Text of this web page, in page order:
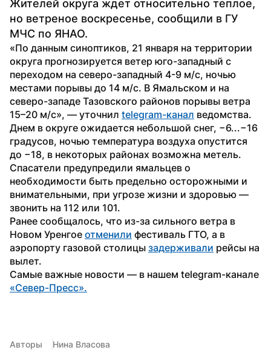
Жителей округа ждет относительно теплое,
но ветреное воскресенье, сообщили в ГУ
МЧС по ЯНАО.
«По данным синоптиков, 21 января на территории
округа прогнозируется ветер юго-западный с
переходом на северо-западный 4-9 м/с, ночью
местами порывы до 14 м/с. В Ямальском и на
северо-западе Тазовского районов порывы ветра
15–20 м/с», — уточнил telegram-канал ведомства.
Днем в округе ожидается небольшой снег, −6...−16
градусов, ночью температура воздуха опустится
до −18, в некоторых районах возможна метель.
Спасатели предупредили ямальцев о
необходимости быть предельно осторожными и
внимательными, при угрозе жизни и здоровью —
звонить на 112 или 101.
Ранее сообщалось, что из-за сильного ветра в
Новом Уренгое отменили фестиваль ГТО, а в
аэропорту газовой столицы задерживали рейсы на
вылет.
«Север-Пресс».
Авторы Нина Власова